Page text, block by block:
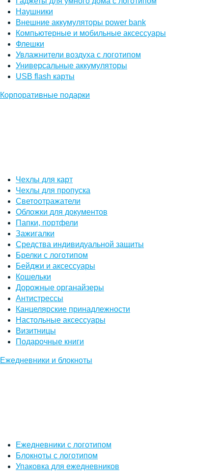
Наушники
Внешние аккумуляторы power bank
Компьютерные и мобильные аксессуары
Флешки
Увлажнители воздуха с логотипом
Универсальные аккумуляторы
USB flash карты
Корпоративные подарки
Чехлы для карт
Чехлы для пропуска
Светоотражатели
Обложки для документов
Папки, портфели
Зажигалки
Средства индивидуальной защиты
Брелки с логотипом
Бейджи и аксессуары
Кошельки
Дорожные органайзеры
Антистрессы
Канцелярские принадлежности
Настольные аксессуары
Визитницы
Подарочные книги
Ежедневники и блокноты
Ежедневники с логотипом
Блокноты с логотипом
Упаковка для ежедневников